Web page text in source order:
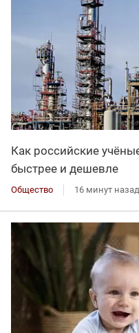
Как российские
быстрее и дешевле
Общество 16 минут назад